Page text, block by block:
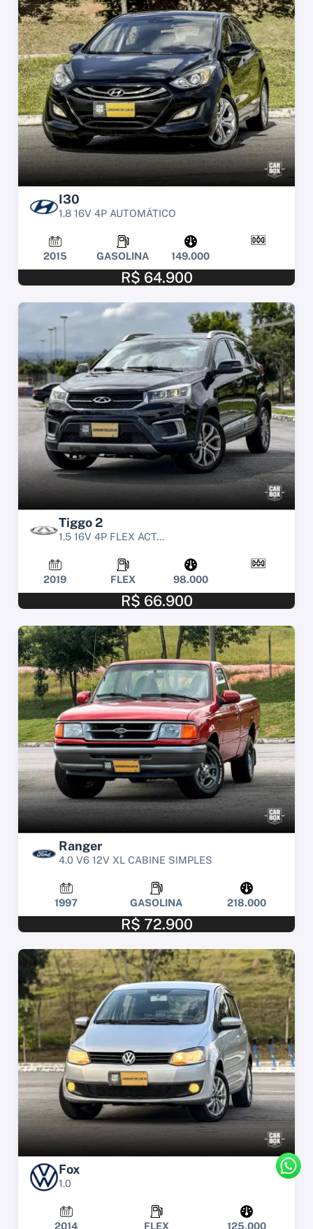
I30
1.8 16V 4P AUTOMÁTICO
2015 GASOLINA 149.000
R$ 64.900
Tiggo 2
1.5 16V 4P FLEX ACT...
2019 FLEX 98.000
R$ 66.900
Ranger
4.0 V6 12V XL CABINE SIMPLES
1997 GASOLINA 218.000
R$ 72.900
Fox
1.0
2014 FLEX 125.000